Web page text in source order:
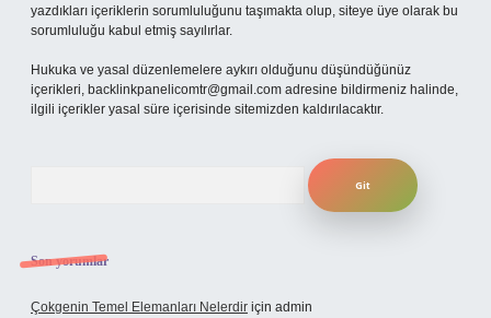
yazdıkları içeriklerin sorumluluğunu taşımakta olup, siteye üye olarak bu
sorumluluğu kabul etmiş sayılırlar.
Hukuka ve yasal düzenlemelere aykırı olduğunu düşündüğünüz
içerikleri, backlinkpanelicomtr@gmail.com adresine bildirmeniz halinde,
ilgili içerikler yasal süre içerisinde sitemizden kaldırılacaktır.
Son yorumlar
Çokgenin Temel Elemanları Nelerdir için admin